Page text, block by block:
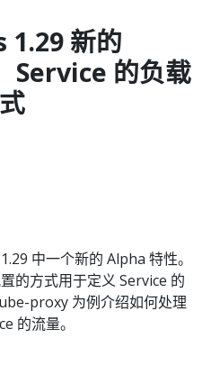
新的
Service 的负载
中一个新的 Alpha 特性。
的方式用于定义 Service 的
proxy 为例介绍如何处理
的流量。